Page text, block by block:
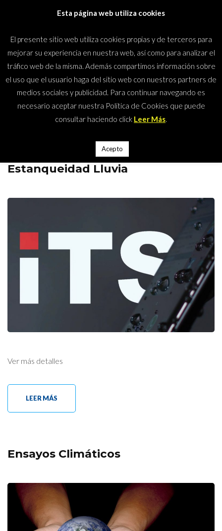
(presiona
tecla
Intro)
Mundos Climáticos
Inicio > Blog > Ensayos
Categoría:Ensayos
Estanqueidad Lluvia
Ver más detalles
LEER MÁS
Ensayos Climáticos
Esta página web utiliza cookies
El presente sitio web utiliza cookies propias y de terceros para
mejorar su experiencia en nuestra web, así como para analizar el
tráfico web de la misma. Además compartimos información sobre
el uso que el usuario haga del sitio web con nuestros partners de
medios sociales y publicidad. Para continuar navegando es
necesario aceptar nuestra Política de Cookies que puede
consultar haciendo click Leer Más.
Acepto